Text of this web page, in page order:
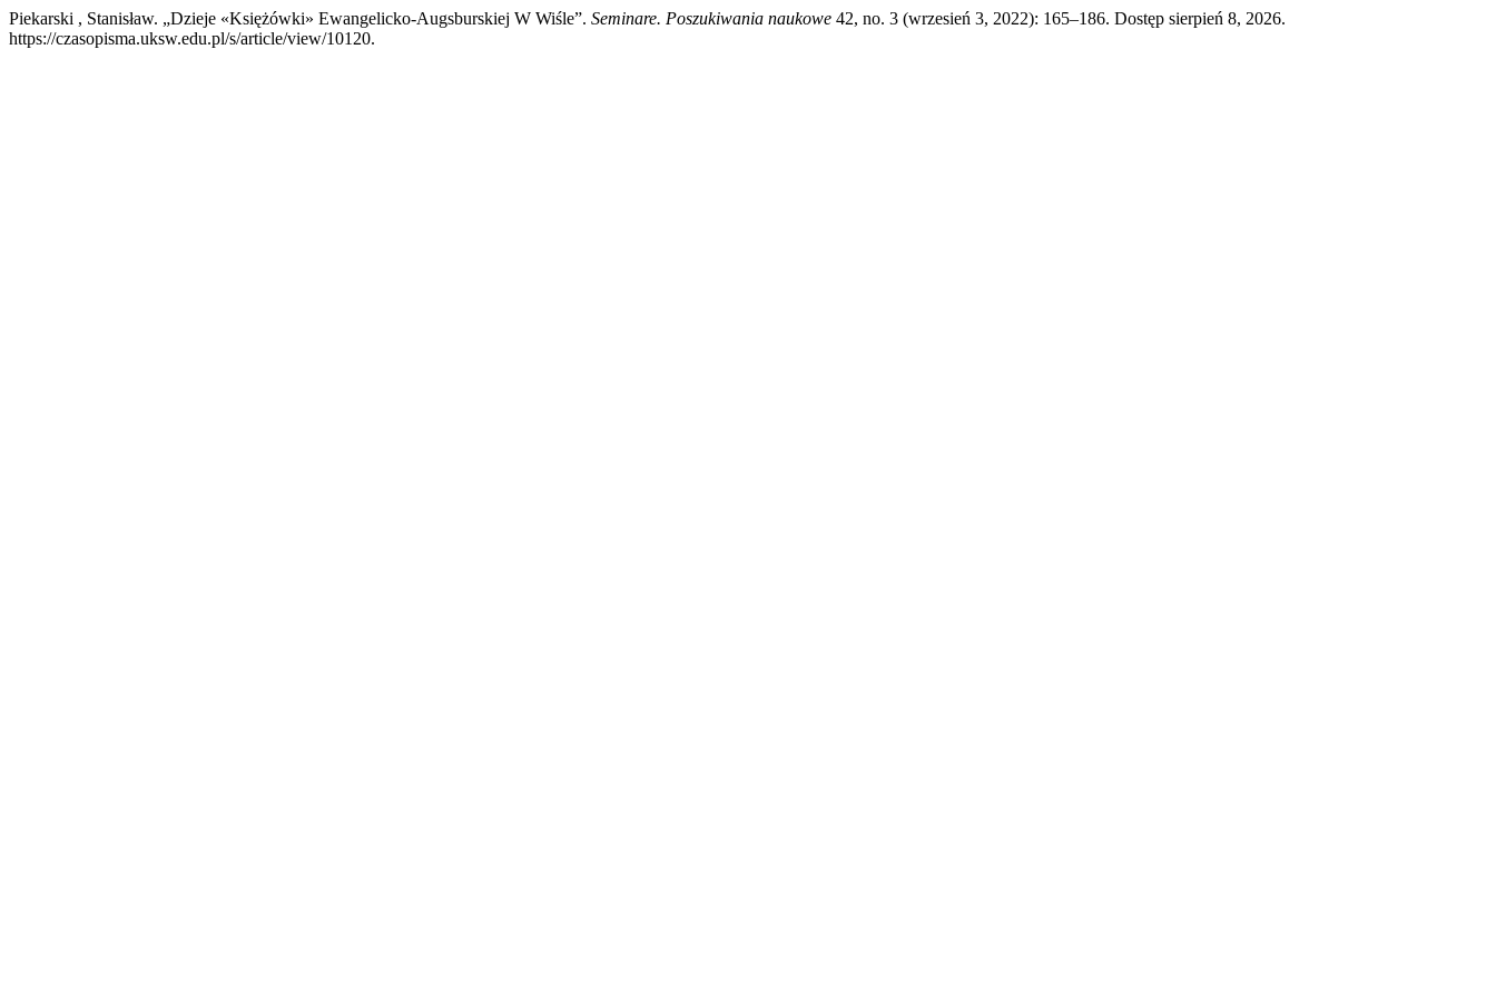
Piekarski , Stanisław. „Dzieje «Księżówki» Ewangelicko-Augsburskiej W Wiśle”. Seminare. Poszukiwania naukowe 42, no. 3 (wrzesień 3, 2022): 165–186. Dostęp sierpień 8, 2026.
https://czasopisma.uksw.edu.pl/s/article/view/10120.